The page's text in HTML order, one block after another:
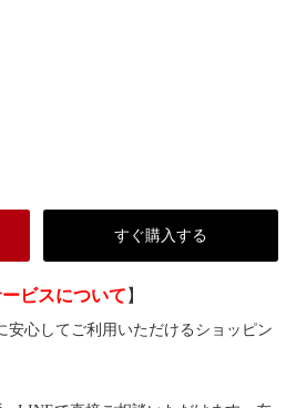
すぐ購入する
ビスについて 】
安心してご利用いただけるショッピン